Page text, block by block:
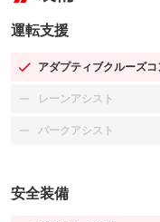
運転支援
アダプティブクルーズ
：装備あり
レーンアシスト
：装備なし
パークアシスト
：装備なし
安全装備